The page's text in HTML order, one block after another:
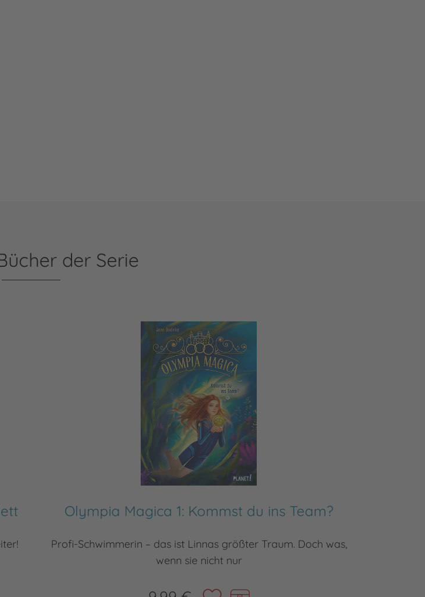
der Serie
Olympia Magica 1: Kommst du ins Team?
Profi-Schwimmerin – das ist Linnas größter Traum. Doch was,
wenn sie nicht nur